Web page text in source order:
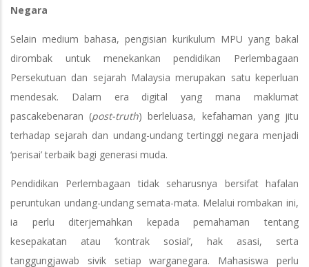
Negara
Selain medium bahasa, pengisian kurikulum MPU yang bakal
dirombak untuk menekankan pendidikan Perlembagaan
Persekutuan dan sejarah Malaysia merupakan satu keperluan
mendesak. Dalam era digital yang mana maklumat
pascakebenaran (post-truth) berleluasa, kefahaman yang jitu
terhadap sejarah dan undang-undang tertinggi negara menjadi
‘perisai’ terbaik bagi generasi muda.
Pendidikan Perlembagaan tidak seharusnya bersifat hafalan
peruntukan undang-undang semata-mata. Melalui rombakan ini,
ia perlu diterjemahkan kepada pemahaman tentang
kesepakatan atau ‘kontrak sosial’, hak asasi, serta
tanggungjawab sivik setiap warganegara. Mahasiswa perlu